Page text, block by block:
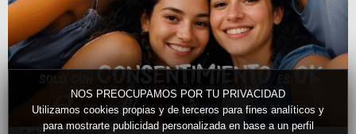
NOS PREOCUPAMOS POR TU PRIVACIDAD
Utilizamos cookies propias y de terceros para fines analíticos y
para mostrarte publicidad personalizada en base a un perfil